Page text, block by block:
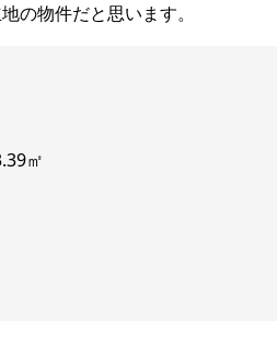
の物件だと思います。
㎡